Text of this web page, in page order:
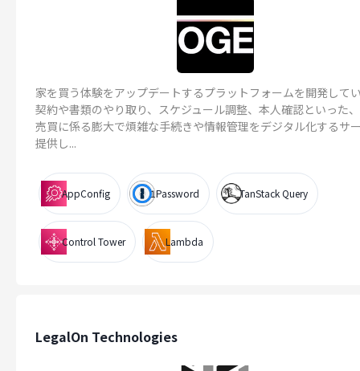
家を買う体験をアップデートするプラットフォームを開発して
契約や書類のやり取り、スケジュール調整、本人確認といった
売買に係る膨大で煩雑な手続きや情報管理をデジタル化するサ
提供し...
AppConfig 1Password TanStack Query
Control Tower Lambda
LegalOn Technologies